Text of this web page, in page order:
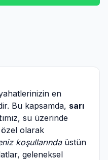
en
Bu kapsamda, sarı
ımız, su üzerinde
olarak
koşullarındaüstün
geleneksel